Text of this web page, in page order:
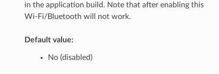
in the application build. Note that after enabling this
Wi-Fi/Bluetooth will not work.
Default value:
No (disabled)